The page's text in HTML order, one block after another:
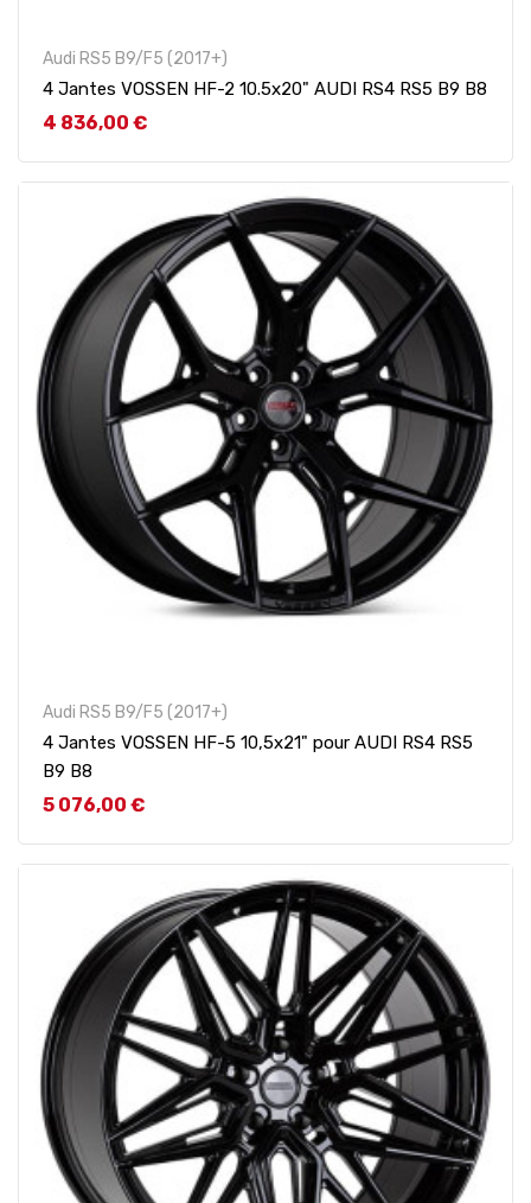
Audi RS5 B9/F5 (2017+)
4 Jantes VOSSEN HF-2 10.5x20" AUDI RS4 RS5 B9 B8
Prix
4 836,00 €
Audi RS5 B9/F5 (2017+)
4 Jantes VOSSEN HF-5 10,5x21" pour AUDI RS4 RS5
B9 B8
Prix
5 076,00 €